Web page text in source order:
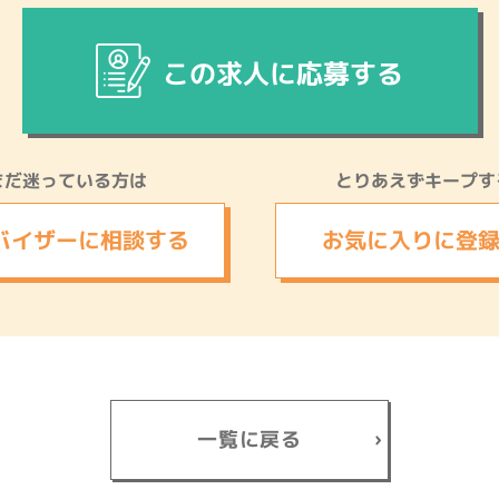
この求人に応募する
迷っている方は
イザーに相談する
とりあえずキープす
お気に入りに登
一覧に戻る